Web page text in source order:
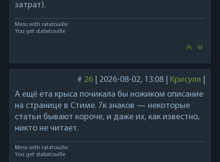
затрат).
Mess with ratatouille
You get stabatouille
# 26| 2026-08-02, 13:08 Крисуля
А ещё ета крыса почикала бы ножиком описание
на странице в Стиме. 7к знаков — некоторые
статьи бывают короче, и даже их, как известно,
никто не читает.
Mess with ratatouille
You get stabatouille